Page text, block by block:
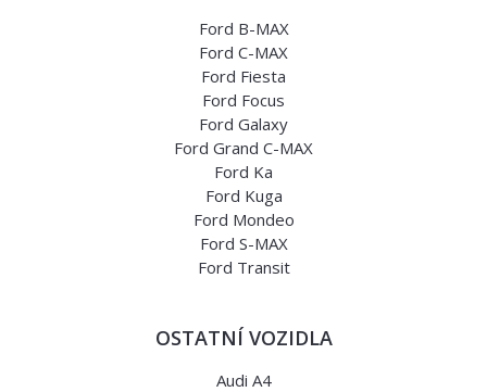
Ford B-MAX
Ford C-MAX
Ford Fiesta
Ford Focus
Ford Galaxy
Ford Grand C-MAX
Ford Ka
Ford Kuga
Ford Mondeo
Ford S-MAX
Ford Transit
OSTATNÍ VOZIDLA
Audi A4